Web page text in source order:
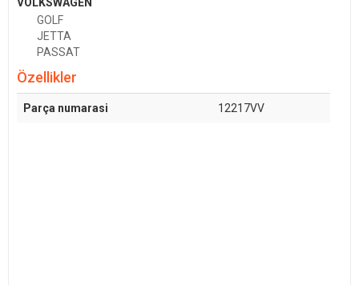
GOLF
JETTA
PASSAT
Özellikler
Parça numarasi 12217VV